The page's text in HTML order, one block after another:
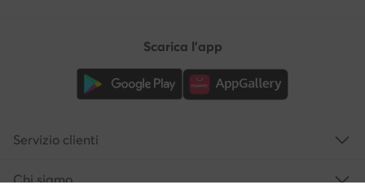
Scarica l'app
Servizio clienti
Chi siamo